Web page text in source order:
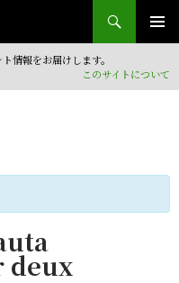
情報をお届けします。
このサイトについて
deux